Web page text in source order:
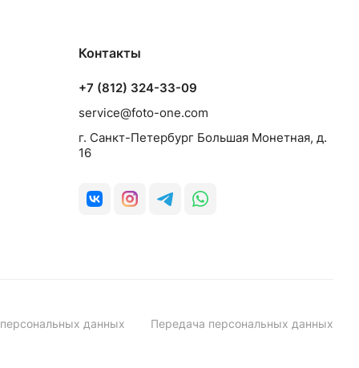
Контакты
+7 (812) 324-33-09
service@foto-one.com
г. Санкт-Петербург Большая Монетная, д.
16
данных Передача персональных данных